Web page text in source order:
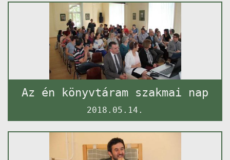
Az én könyvtáram szakmai nap
2018.05.14.